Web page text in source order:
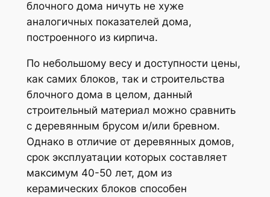
блочного дома ничуть не хуже
аналогичных показателей дома,
построенного из кирпича.
По небольшому весу и доступности цены,
как самих блоков, так и строительства
блочного дома в целом, данный
строительный материал можно сравнить
с деревянным брусом и/или бревном.
Однако в отличие от деревянных домов,
срок эксплуатации которых составляет
максимум 40-50 лет, дом из
керамических блоков способен